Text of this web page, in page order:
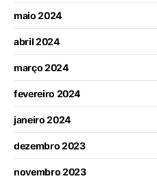
maio 2024
abril 2024
março 2024
fevereiro 2024
janeiro 2024
dezembro 2023
novembro 2023